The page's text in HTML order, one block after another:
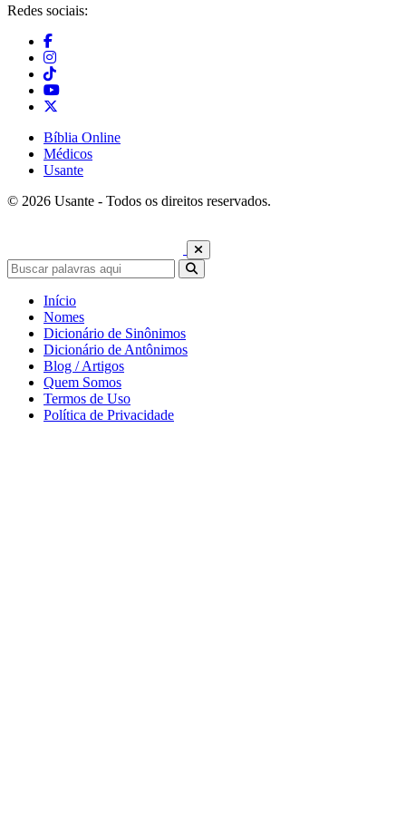
Redes sociais:
Bíblia Online
Médicos
Usante
© 2026 Usante - Todos os direitos reservados.
Início
Nomes
Dicionário de Sinônimos
Dicionário de Antônimos
Blog / Artigos
Quem Somos
Termos de Uso
Política de Privacidade